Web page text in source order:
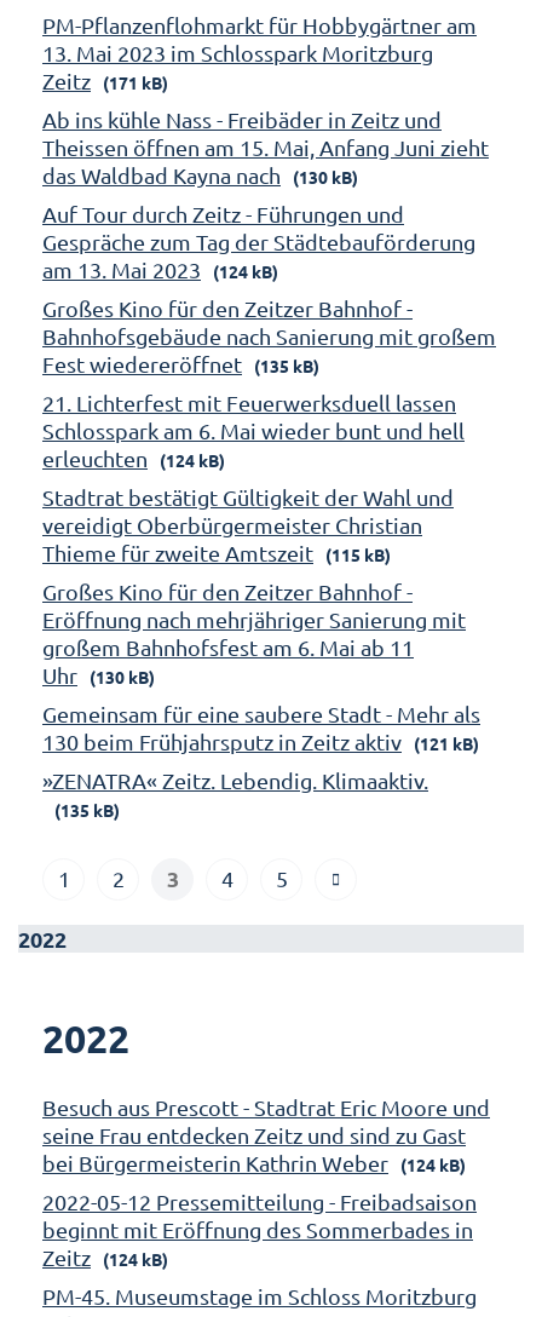
PM-Pflanzenflohmarkt für Hobbygärtner am
13. Mai 2023 im Schlosspark Moritzburg
Zeitz
(171 kB)
Ab ins kühle Nass - Freibäder in Zeitz und
Theissen öffnen am 15. Mai, Anfang Juni zieht
das Waldbad Kayna nach
(130 kB)
Auf Tour durch Zeitz - Führungen und
Gespräche zum Tag der Städtebauförderung
am 13. Mai 2023
(124 kB)
Großes Kino für den Zeitzer Bahnhof -
Bahnhofsgebäude nach Sanierung mit großem
Fest wiedereröffnet
(135 kB)
21. Lichterfest mit Feuerwerksduell lassen
Schlosspark am 6. Mai wieder bunt und hell
erleuchten
(124 kB)
Stadtrat bestätigt Gültigkeit der Wahl und
vereidigt Oberbürgermeister Christian
Thieme für zweite Amtszeit
(115 kB)
Großes Kino für den Zeitzer Bahnhof -
Eröffnung nach mehrjähriger Sanierung mit
großem Bahnhofsfest am 6. Mai ab 11
Uhr
(130 kB)
Gemeinsam für eine saubere Stadt - Mehr als
130 beim Frühjahrsputz in Zeitz aktiv
(121 kB)
»ZENATRA« Zeitz. Lebendig. Klimaaktiv.
(135 kB)
1 2 3 4 5
2022
2022
Besuch aus Prescott - Stadtrat Eric Moore und
seine Frau entdecken Zeitz und sind zu Gast
bei Bürgermeisterin Kathrin Weber
(124 kB)
2022-05-12 Pressemitteilung - Freibadsaison
beginnt mit Eröffnung des Sommerbades in
Zeitz
(124 kB)
PM-45. Museumstage im Schloss Moritzburg